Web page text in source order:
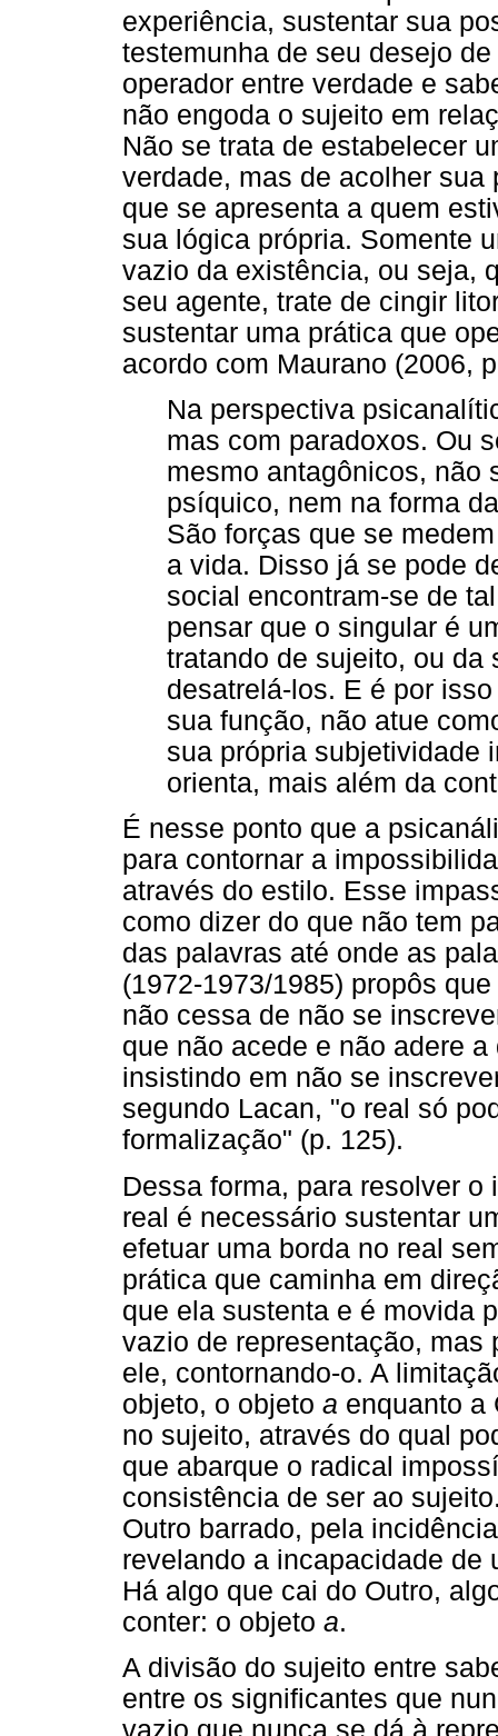
experiência, sustentar sua
testemunha de seu desejo
operador entre verdade e
não engoda o sujeito em
Não se trata de estabelecer
verdade, mas de acolher
que se apresenta a quem
sua lógica própria. Somente
vazio da existência, ou seja,
seu agente, trate de cingir
sustentar uma prática que
acordo com Maurano (2006,
Na perspectiva
mas com paradoxos. Ou
mesmo antagônicos, não
psíquico, nem na forma
São forças que se
a vida. Disso já se pode
social encontram-se de
pensar que o singular é
tratando de sujeito, ou
desatrelá-los. E é por
sua função, não atue
sua própria subjetividade
orienta, mais além da
É nesse ponto que a
para contornar a
através do estilo. Esse
como dizer do que não tem
das palavras até onde as
(1972-1973/1985) propôs
não cessa de não se
que não acede e não adere
insistindo em não se
segundo Lacan, "o real só
formalização" (p. 125).
Dessa forma, para resolver
real é necessário sustentar
efetuar uma borda no real
prática que caminha em
que ela sustenta e é movida
vazio de representação, mas
ele, contornando-o. A
objeto, o objeto a enquanto a
no sujeito, através do qual
que abarque o radical
consistência de ser ao
Outro barrado, pela
revelando a incapacidade
Há algo que cai do Outro,
conter: o objeto a.
A divisão do sujeito entre
entre os significantes que
vazio que nunca se dá à